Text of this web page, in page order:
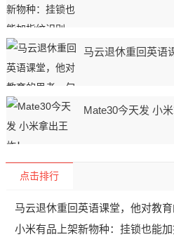
马云退休重回英语
Mate30今天发 小
点击排行
马云退休重回英语课堂，他对教
小米有品上架新物种：挂锁也能加